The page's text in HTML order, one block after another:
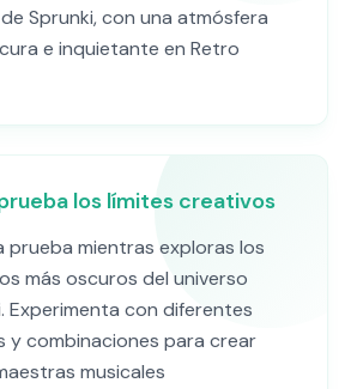
Sprunki, con una atmósfera
e inquietante en Retro
los límites creativos
prueba mientras exploras los
más oscuros del universo
Experimenta con diferentes
y combinaciones para crear
musicales